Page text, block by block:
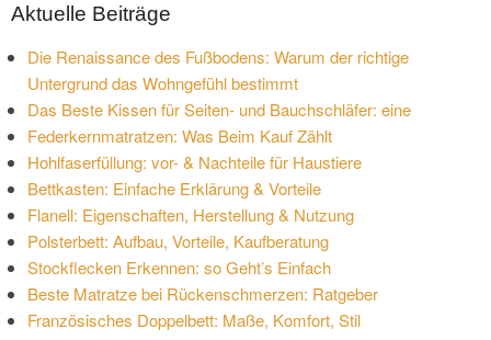
Aktuelle Beiträge
Die Renaissance des Fußbodens: Warum der richtige
Untergrund das Wohngefühl bestimmt
Das Beste Kissen für Seiten- und Bauchschläfer: eine
Federkernmatratzen: Was Beim Kauf Zählt
Hohlfaserfüllung: vor- & Nachteile für Haustiere
Bettkasten: Einfache Erklärung & Vorteile
Flanell: Eigenschaften, Herstellung & Nutzung
Polsterbett: Aufbau, Vorteile, Kaufberatung
Stockflecken Erkennen: so Geht’s Einfach
Beste Matratze bei Rückenschmerzen: Ratgeber
Französisches Doppelbett: Maße, Komfort, Stil